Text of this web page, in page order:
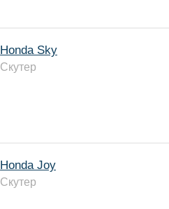
Honda Sky
Скутер
Honda Joy
Скутер